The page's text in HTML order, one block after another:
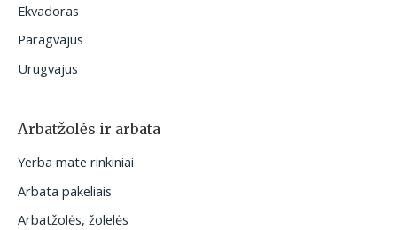
Ekvadoras
Paragvajus
Urugvajus
Arbatžolės ir arbata
Yerba mate rinkiniai
Arbata pakeliais
Arbatžolės, žolelės